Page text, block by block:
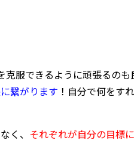
服できるように頑張るの
繋がります ！自分で何をす
く、 それぞれが自分の目標